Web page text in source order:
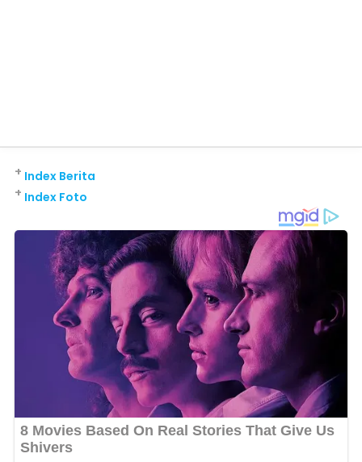
Index Berita
+
Index Foto
+